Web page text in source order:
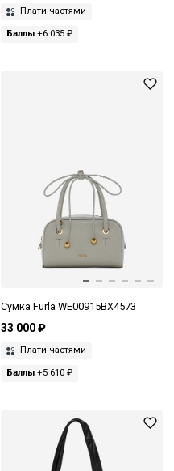
Плати частями
Баллы+6 035 ₽
Сумка Furla WE00915BX4573
33 000 ₽
Плати частями
Баллы+5 610 ₽